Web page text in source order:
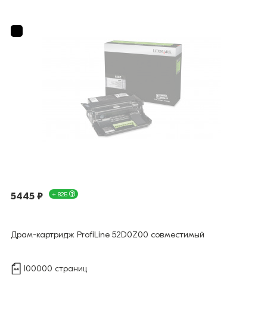
5445 ₽ + 82Б
Драм-картридж ProfiLine 52D0Z00 совместимый
100000 страниц